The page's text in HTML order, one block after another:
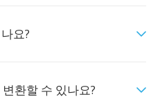
요?
환할 수 있나요?